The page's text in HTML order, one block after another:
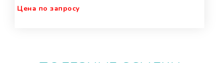
Цена по запросу